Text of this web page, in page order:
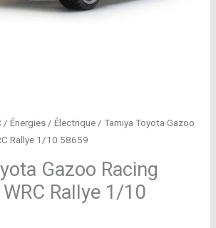
/Énergies /Électrique / Tamiya Toyota Gazoo
Rallye 1/10 58659
Gazoo Racing
Rallye 1/10